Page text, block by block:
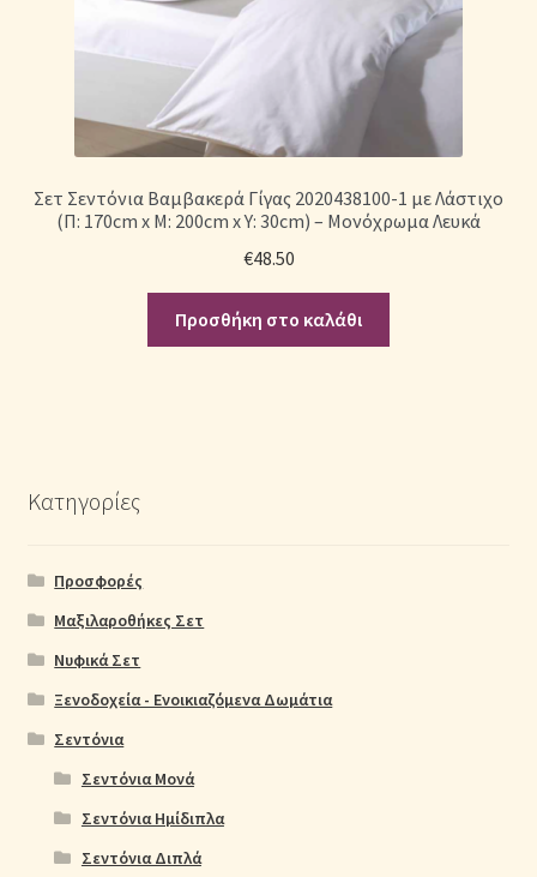
Σετ Σεντόνια Βαμβακερά Γίγας 2020438100-1 με Λάστιχο
(Π: 170cm x Μ: 200cm x Υ: 30cm) – Μονόχρωμα Λευκά
€48.50
Προσθήκη στο καλάθι
Κατηγορίες
Προσφορές
Μαξιλαροθήκες Σετ
Νυφικά Σετ
Ξενοδοχεία - Ενοικιαζόμενα Δωμάτια
Σεντόνια
Σεντόνια Μονά
Σεντόνια Ημίδιπλα
Σεντόνια Διπλά